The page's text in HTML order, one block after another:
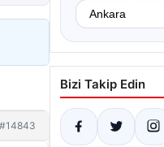
#14843
Bizi Takip Edin